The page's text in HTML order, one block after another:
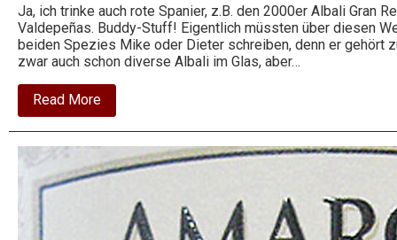
Ja, ich trinke auch rote Spanier, z.B. den 2000er Albali Gran
Valdepeñas. Buddy-Stuff! Eigentlich müssten über diesen
beiden Spezies Mike oder Dieter schreiben, denn er gehört
zwar auch schon diverse Albali im Glas, aber…
Read Moreabout
2000
Albali
Reserva
de
Solis